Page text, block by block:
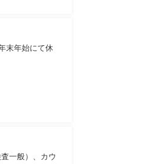
末年始にて休
一般）、カウ